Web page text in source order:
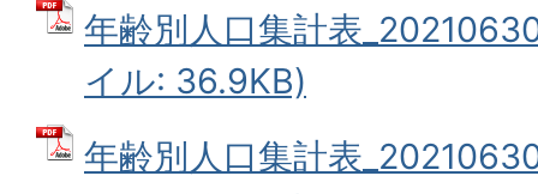
年齢別人口集計表
イル: 36.9KB)
年齢別人口集計表